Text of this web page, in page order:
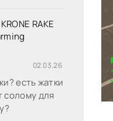
RAKE
02.03.26
есть жатки
солому для